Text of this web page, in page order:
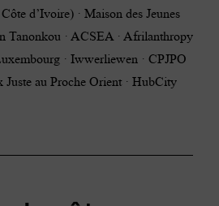
d’Ivoire) · Maison des Jeunes
Tanonkou · ACSEA · Afrilanthropy
· Iwwerliewen · CPJPO
au Proche Orient · HubCity